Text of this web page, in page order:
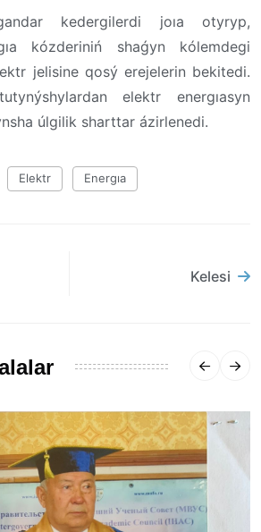
kedergilerdi joıa otyryp,
kózderiniń shaǵyn kólemdegi
jelisine qosý erejelerin bekitedi.
elektr energıasyn
úlgilik sharttar ázirlenedi.
Elektr Energıa
Kelesi